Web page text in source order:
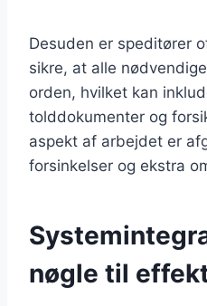
Desuden er speditører
sikre, at alle
orden, hvilket kan
tolddokumenter og
aspekt af arbejdet er
forsinkelser og ekstra
nøgle til